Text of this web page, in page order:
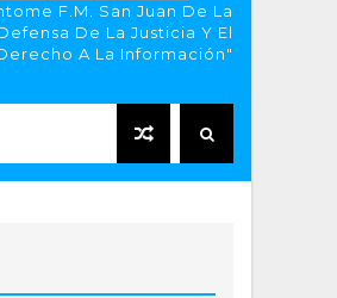
F.M. San Juan De La
De La Justicia Y El
A La Información"